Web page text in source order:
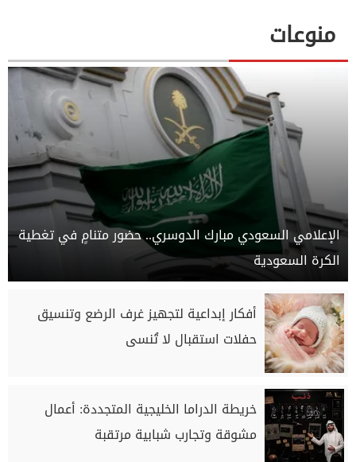
منوعات
الإعلامي السعودي مبارك الدوسري.. حضور متنامٍ في تغطية
الكرة السعودية
أفكار إبداعية لتجهيز غرف الرضع وتنسيق
حفلات استقبال لا تُنسى
خريطة الدراما الخليجية المتجددة: أعمال
مشوقة وتجارب شبابية مرتقبة